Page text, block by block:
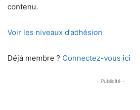
contenu.
Voir les niveaux d’adhésion
Déjà membre ? Connectez-vous ici
- Publicité -